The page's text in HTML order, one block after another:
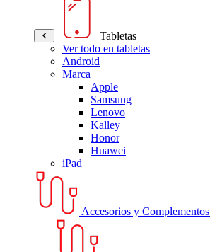
Tabletas
Ver todo en tabletas
Android
Marca
Apple
Samsung
Lenovo
Kalley
Honor
Huawei
iPad
Accesorios y Complementos